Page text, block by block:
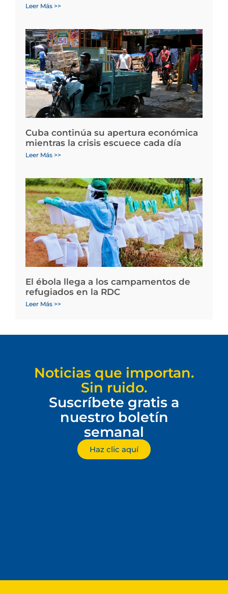
Leer Más >>
Cuba continúa su apertura económica
mientras la crisis escuece cada día
Leer Más >>
El ébola llega a los campamentos de
refugiados en la RDC
Leer Más >>
Noticias que importan.
Sin ruido.
Suscríbete gratis a
nuestro boletín
semanal
Haz clic aquí